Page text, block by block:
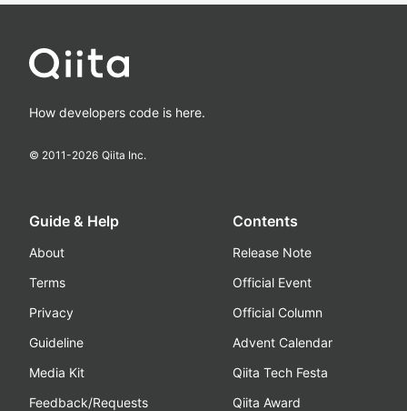
How developers code is here.
© 2011-2026 Qiita Inc.
Guide & Help
About
Terms
Privacy
Guideline
Media Kit
Feedback/Requests
Contents
Release Note
Official Event
Official Column
Advent Calendar
Qiita Tech Festa
Qiita Award